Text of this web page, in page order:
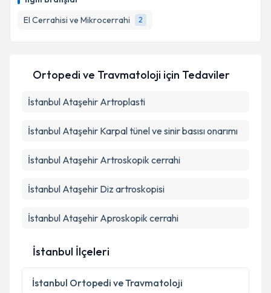
El Cerrahisi ve Mikrocerrahi
2
Kişisel verilerimin işlenmesine ilişkin Aydınlatma
Metni
'ni okudum ve kişisel verilerimin belirtilen
Takvim Talebini Gönder
Ortopedi ve Travmatoloji için Tedaviler
İstanbul Ataşehir Artroplasti
İstanbul Ataşehir Karpal tünel ve sinir basısı onarımı
İstanbul Ataşehir Artroskopik cerrahi
İstanbul Ataşehir Diz artroskopisi
İstanbul Ataşehir Aproskopik cerrahi
İstanbul İlçeleri
İstanbul Ortopedi ve Travmatoloji